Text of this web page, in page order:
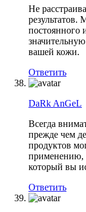
Не
результатов.
постоянного
вашей кожи.
Ответить
DaRk AnGeL
Всегда
прежде чем
продуктов
применению,
который вы
Ответить